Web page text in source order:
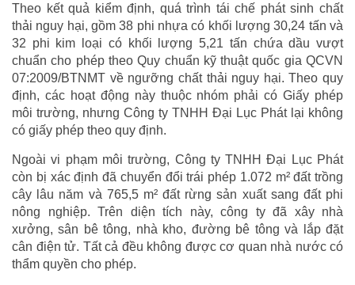
Theo kết quả kiểm định, quá trình tái chế phát sinh chất
thải nguy hại, gồm 38 phi nhựa có khối lượng 30,24 tấn và
32 phi kim loại có khối lượng 5,21 tấn chứa dầu vượt
chuẩn cho phép theo Quy chuẩn kỹ thuật quốc gia QCVN
07:2009/BTNMT về ngưỡng chất thải nguy hại. Theo quy
định, các hoạt động này thuộc nhóm phải có Giấy phép
môi trường, nhưng Công ty TNHH Đại Lục Phát lại không
có giấy phép theo quy định.
Ngoài vi phạm môi trường, Công ty TNHH Đại Lục Phát
còn bị xác định đã chuyển đổi trái phép 1.072 m² đất trồng
cây lâu năm và 765,5 m² đất rừng sản xuất sang đất phi
nông nghiệp. Trên diện tích này, công ty đã xây nhà
xưởng, sân bê tông, nhà kho, đường bê tông và lắp đặt
cân điện tử. Tất cả đều không được cơ quan nhà nước có
thẩm quyền cho phép.